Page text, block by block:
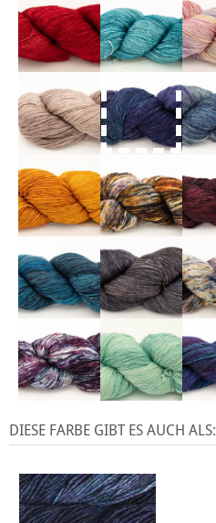
DIESE FARBE GIBT ES AUCH ALS: